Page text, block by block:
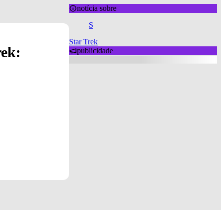
notícia sobre
S
Star Trek
publicidade